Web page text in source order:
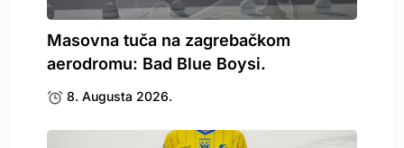
Masovna tuča na zagrebačkom
aerodromu: Bad Blue Boysi.
8. Augusta 2026.